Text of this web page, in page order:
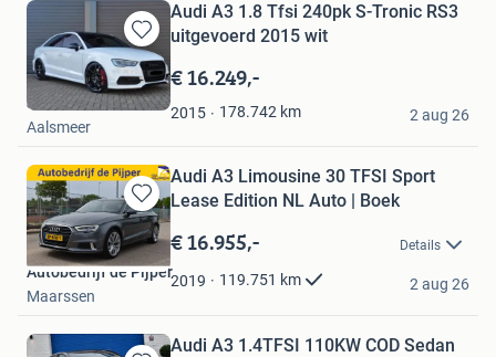
Bewaren
in
Mijn
Favorieten
Audi A3 1.8 Tfsi 240pk S-Tronic RS3
uitgevoerd 2015 wit
€ 16.249,-
2015 178.742 km
J.
Aalsmeer
2 aug 26
Bewaren
in
Mijn
Favorieten
Audi A3 Limousine 30 TFSI Sport
Lease Edition NL Auto | Boek
€ 16.955,- Details
2019 119.751 km
Autobedrijf de Pijper
Maarssen
2 aug 26
Audi A3 1.4TFSI 110KW COD Sedan